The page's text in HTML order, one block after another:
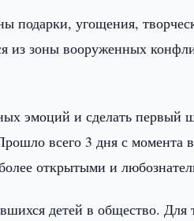
подарки, угощения,
из зоны вооруженных
эмоций и сделать первый
всего 3 дня с момента
открытыми и
детей в общество. Для